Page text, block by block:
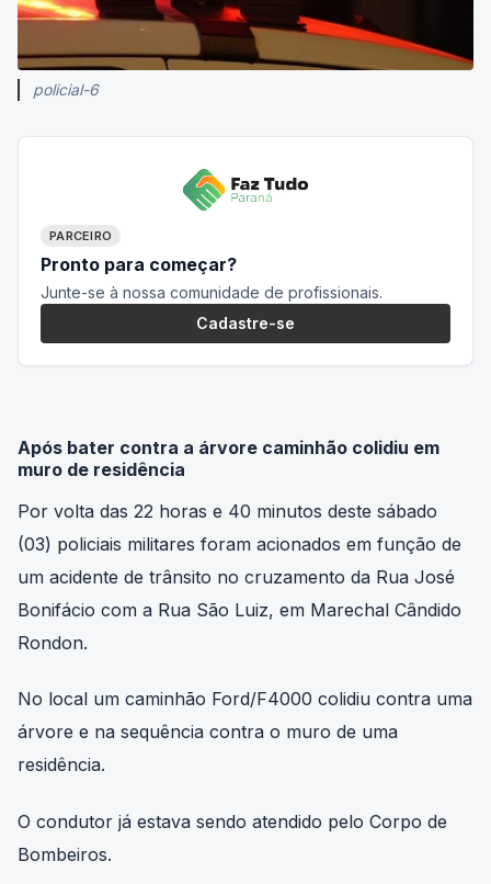
policial-6
PARCEIRO
Pronto para começar?
Junte-se à nossa comunidade de profissionais.
Cadastre-se
Após bater contra a árvore caminhão colidiu em
muro de residência
Por volta das 22 horas e 40 minutos deste sábado
(03) policiais militares foram acionados em função de
um acidente de trânsito no cruzamento da Rua José
Bonifácio com a Rua São Luiz, em Marechal Cândido
Rondon.
No local um caminhão Ford/F4000 colidiu contra uma
árvore e na sequência contra o muro de uma
residência.
O condutor já estava sendo atendido pelo Corpo de
Bombeiros.